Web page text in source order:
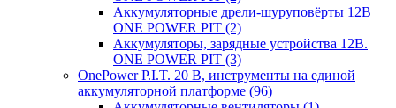
Аккумуляторные дрели-шуруповёрты 12В
ONE POWER PIT (2)
Аккумуляторы, зарядные устройства 12В.
ONE POWER PIT (3)
OnePower P.I.T. 20 В, инструменты на единой
аккумуляторной платформе (96)